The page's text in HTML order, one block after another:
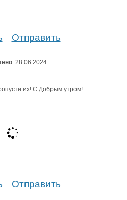
Отправить
: 28.06.2024
Отправить